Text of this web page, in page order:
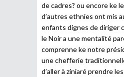
de cadres? ou encore ke
d’autres ethnies ont mis
enfants dignes de diriger
le Noir a une mentalité
comprenne ke notre
une chefferie
d’aller à ziniaré prendre